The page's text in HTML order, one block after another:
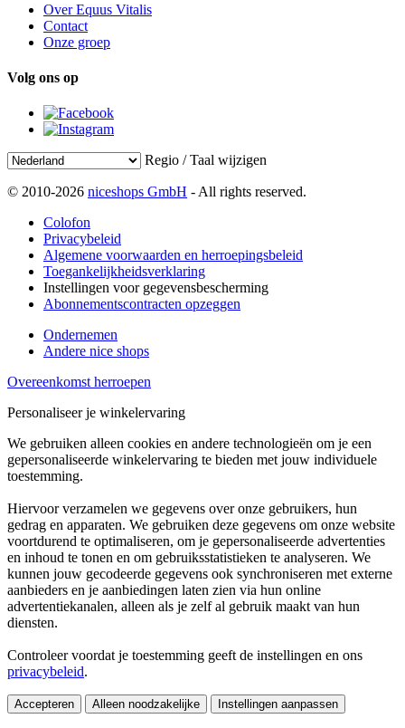
Over Equus Vitalis
Contact
Onze groep
Volg ons op
Regio / Taal wijzigen
© 2010-2026 niceshops GmbH - All rights reserved.
Colofon
Privacybeleid
Algemene voorwaarden en herroepingsbeleid
Toegankelijkheidsverklaring
Instellingen voor gegevensbescherming
Abonnementscontracten opzeggen
Ondernemen
Andere nice shops
Overeenkomst herroepen
Personaliseer je winkelervaring
We gebruiken alleen cookies en andere technologieën om je een
gepersonaliseerde winkelervaring te bieden met jouw individuele
toestemming.
Hiervoor verzamelen we gegevens over onze gebruikers, hun
gedrag en apparaten. We gebruiken deze gegevens om onze website
voortdurend te optimaliseren, om je gepersonaliseerde advertenties
en inhoud te tonen en om gebruiksstatistieken te analyseren. We
kunnen jouw gecodeerde gegevens ook synchroniseren met externe
aanbieders en je aanbiedingen laten zien via hun online
advertentiekanalen, alleen als je zelf al gebruik maakt van hun
diensten.
Controleer voordat je toestemming geeft de instellingen en ons
privacybeleid.
Accepteren Alleen noodzakelijke Instellingen aanpassen